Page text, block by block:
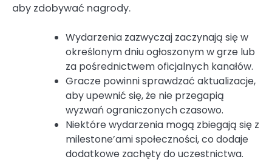
aby zdobywać nagrody.
Wydarzenia zazwyczaj zaczynają się w
określonym dniu ogłoszonym w grze lub
za pośrednictwem oficjalnych kanałów.
Gracze powinni sprawdzać aktualizacje,
aby upewnić się, że nie przegapią
wyzwań ograniczonych czasowo.
Niektóre wydarzenia mogą zbiegają się z
milestone’ami społeczności, co dodaje
dodatkowe zachęty do uczestnictwa.